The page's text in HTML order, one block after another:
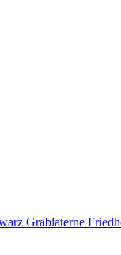
Grablaterne